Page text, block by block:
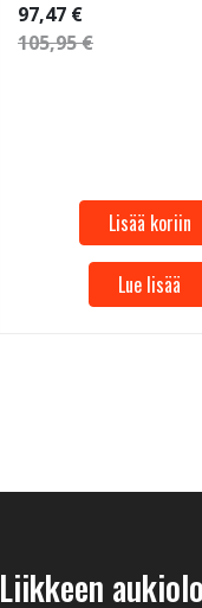
97,47 €
105,95 €
Lisää koriin
Lue lisää
Liikkeen